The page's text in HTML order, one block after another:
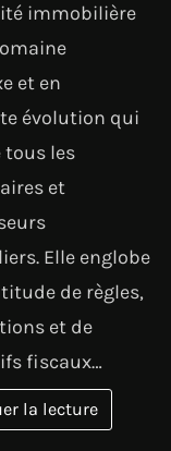
immobilière
et en
évolution qui
les
et
Elle englobe
de règles,
et de
fiscaux…
la lecture